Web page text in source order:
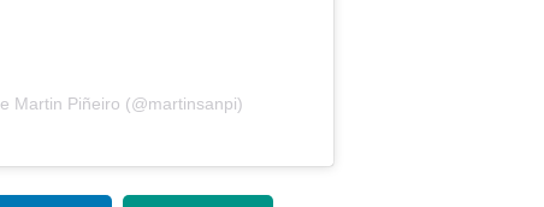
Martin Piñeiro (@martinsanpi)